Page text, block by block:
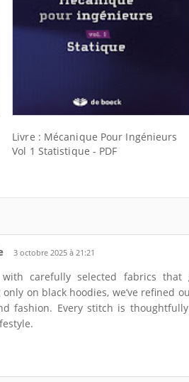
Livre : Mécanique Pour Ingénieurs
Vol 1 Statistique - PDF
3 octobre 2025 à 21:21
carefully selected fabrics that
on black hoodies, we’ve refined
fashion. Every stitch is